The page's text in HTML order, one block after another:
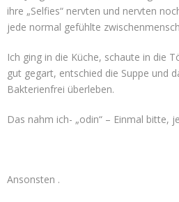
ihre „Selfies“ nervten und nervten
jede normal gefühlte
Ich ging in die Küche, schaute in die
gut gegart, entschied die Suppe und
Bakterienfrei überleben.
Das nahm ich- „odin“ – Einmal bitte,
Ansonsten .